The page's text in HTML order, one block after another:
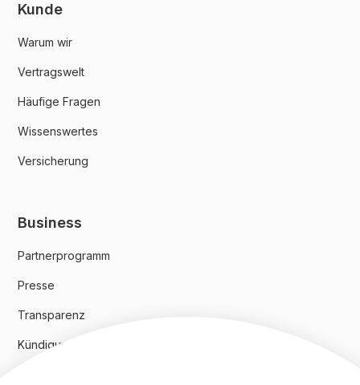
Kunde
Warum wir
Vertragswelt
Häufige Fragen
Wissenswertes
Versicherung
Business
Partnerprogramm
Presse
Transparenz
Kündigungsindex 2024